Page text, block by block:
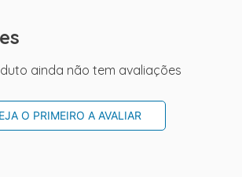
ainda não tem avaliações
O PRIMEIRO A AVALIAR